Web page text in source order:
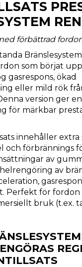
förbättrad
som börjat
gasrespons, ökad
eller mild rök
version ger
för märkbar
innehåller extra
och förbrännings
av
av
Perfekt för fordon
bruk (t.ex.